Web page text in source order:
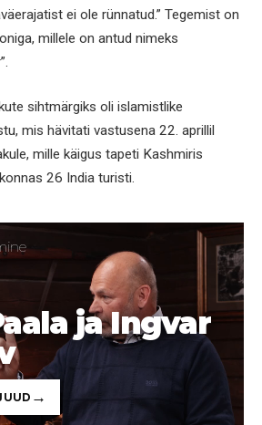
ei ole rünnatud.” Tegemist on
millele on antud nimeks
sihtmärgiks oli islamistlike
mis hävitati vastusena 22. aprillil
mille käigus tapeti Kashmiris
26 India turisti.
ja Ingvar